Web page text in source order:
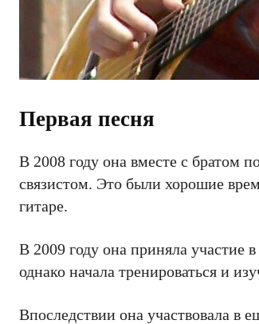
Первая песня
В 2008 году она вместе с братом
связистом. Это были хорошие
гитаре.
В 2009 году она приняла участие
однако начала тренироваться и
Впоследствии она участвовала в